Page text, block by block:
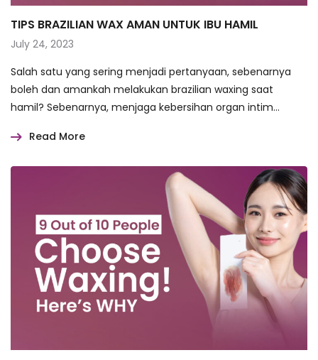
TIPS BRAZILIAN WAX AMAN UNTUK IBU HAMIL
July 24, 2023
Salah satu yang sering menjadi pertanyaan, sebenarnya
boleh dan amankah melakukan brazilian waxing saat
hamil? Sebenarnya, menjaga kebersihan organ intim…
Read More